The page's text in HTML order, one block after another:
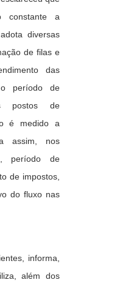
constante a
diversas
de filas e
das
o período de
postos de
é medido a
assim, nos
período de
de impostos,
do fluxo nas
informa,
além dos